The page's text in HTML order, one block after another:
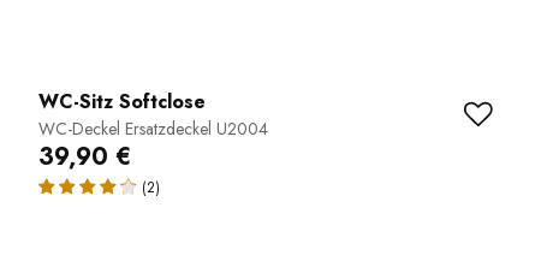
WC-Sitz Softclose
WC-Deckel Ersatzdeckel U2004
39,90 €
(2)